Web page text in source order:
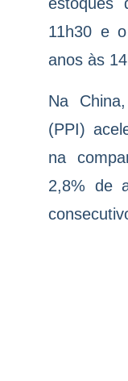
11h30 e
anos às
Na
(PPI)
na
2,8% de